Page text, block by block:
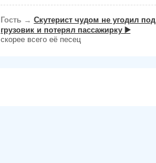
Гость → Скутерист чудом не угодил под
грузовик и потерял пассажирку ▶️
скорее всего её песец